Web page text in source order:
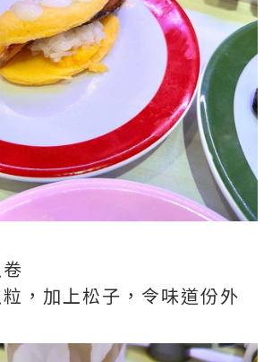
，加上松子，令味道份外